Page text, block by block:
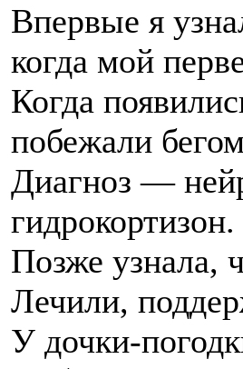
Впервые я
когда мой
Когда
побежали
Диагноз —
гидрокортизон.
Позже узнала,
Лечили,
У дочки-